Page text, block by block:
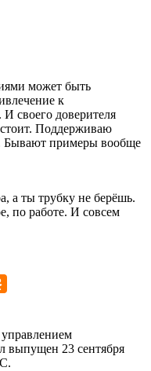
может быть
к
своего доверителя
Поддерживаю
Бывают примеры вообще
а ты трубку не берёшь.
по работе. И совсем
выпущен 23 сентября